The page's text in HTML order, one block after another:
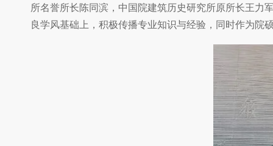
所名誉所长陈同滨，中国院建筑历史研究所原所长王力
良学风基础上，积极传播专业知识与经验，同时作为院